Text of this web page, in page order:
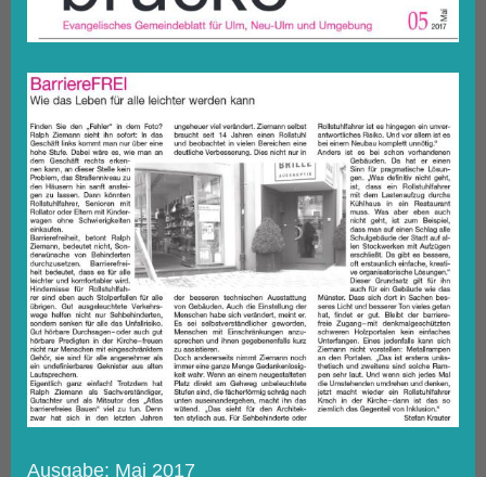
Ausgabe: Mai 2017